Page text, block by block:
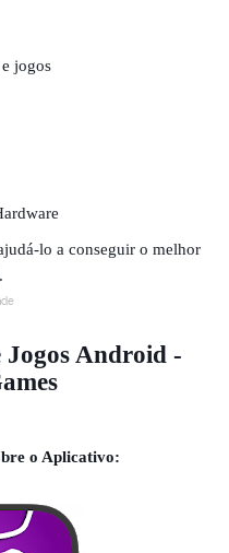
jogos
lo a conseguir o melhor
Jogos Android -
o Aplicativo: